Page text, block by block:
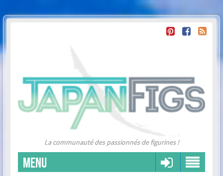
La communauté des passionnés de figurines !
MENU